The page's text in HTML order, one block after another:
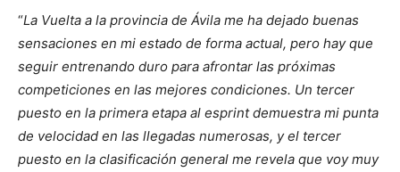
“La Vuelta a la provincia de Ávila me ha dejado buenas
sensaciones en mi estado de forma actual, pero hay que
seguir entrenando duro para afrontar las próximas
competiciones en las mejores condiciones. Un tercer
puesto en la primera etapa al esprint demuestra mi punta
de velocidad en las llegadas numerosas, y el tercer
puesto en la clasificación general me revela que voy muy